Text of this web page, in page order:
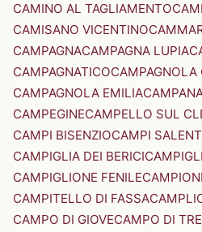
CAMINO AL TAGLIAMENTO
CAMISANO VICENTINO
CAMPAGNACAMPAGNA LUPIA
CAMPAGNATICOCAMPAGNOLA
CAMPAGNOLA EMILIA
CAMPEGINECAMPELLO SUL
CAMPI BISENZIOCAMPI
CAMPIGLIA DEI BERICI
CAMPIGLIONE FENILE
CAMPITELLO DI FASSACAMPLI
CAMPO DI GIOVECAMPO DI